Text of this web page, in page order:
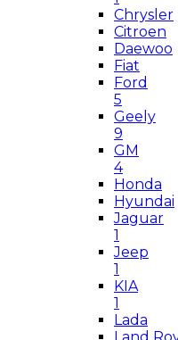
Chrysler
Citroen
Daewoo
Fiat
Ford
5
Geely
9
GM
4
Honda
Hyundai
Jaguar
1
Jeep
1
KIA
1
Lada